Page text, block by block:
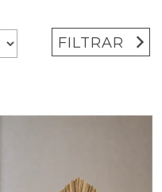
FILTRAR